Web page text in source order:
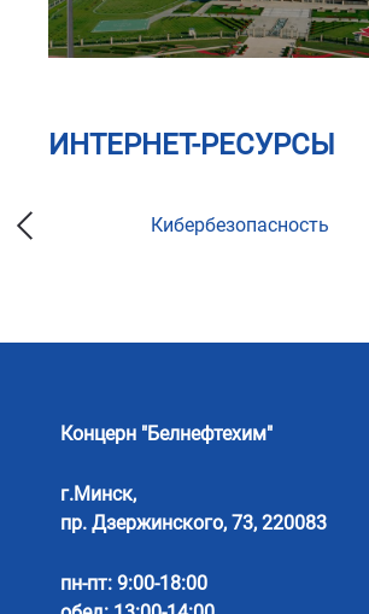
ИНТЕРНЕТ-РЕСУРСЫ
Кибербезопасность
Концерн "Белнефтехим"
г.Минск,
пр. Дзержинского, 73, 220083
пн-пт: 9:00-18:00